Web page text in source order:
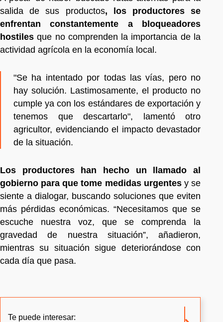
salida de sus productos, los productores se
enfrentan constantemente a bloqueadores
hostiles que no comprenden la importancia de la
actividad agrícola en la economía local.
"Se ha intentado por todas las vías, pero no
hay solución. Lastimosamente, el producto no
cumple ya con los estándares de exportación y
tenemos que descartarlo", lamentó otro
agricultor, evidenciando el impacto devastador
de la situación.
Los productores han hecho un llamado al
gobierno para que tome medidas urgentesy se
siente a dialogar, buscando soluciones que eviten
más pérdidas económicas. “Necesitamos que se
escuche nuestra voz, que se comprenda la
gravedad de nuestra situación”, añadieron,
mientras su situación sigue deteriorándose con
cada día que pasa.
Te puede interesar: